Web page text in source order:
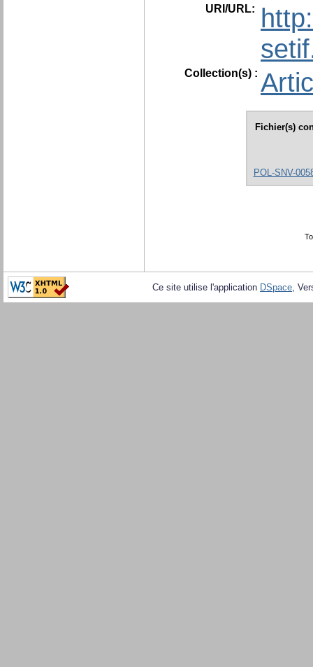
URI/URL:
Collection(s) :
Fichier(s)
POL-SNV-
Ce site utilise l'application DSpace,